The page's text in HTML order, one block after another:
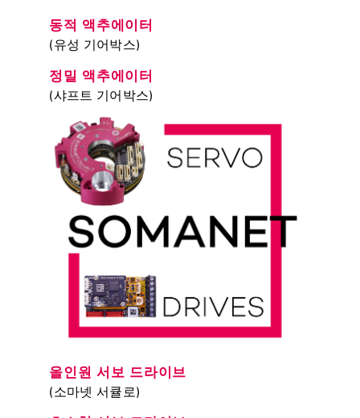
동적 액추에이터
(유성 기어박스)
정밀 액추에이터
(샤프트 기어박스)
올인원 서보 드라이브
(소마넷 서큘로)